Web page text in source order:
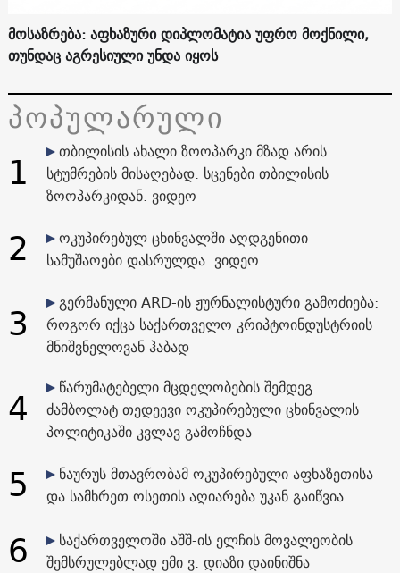
მოსაზრება: აფხაზური დიპლომატია უფრო მოქნილი,
თუნდაც აგრესიული უნდა იყოს
პოპულარული
1
თბილისის ახალი ზოოპარკი მზად არის
სტუმრების მისაღებად. სცენები თბილისის
ზოოპარკიდან. ვიდეო
2
ოკუპირებულ ცხინვალში აღდგენითი
სამუშაოები დასრულდა. ვიდეო
3
გერმანული ARD-ის ჟურნალისტური გამოძიება:
როგორ იქცა საქართველო კრიპტოინდუსტრიის
მნიშვნელოვან ჰაბად
4
წარუმატებელი მცდელობების შემდეგ
ძამბოლატ თედეევი ოკუპირებული ცხინვალის
პოლიტიკაში კვლავ გამოჩნდა
5
ნაურუს მთავრობამ ოკუპირებული აფხაზეთისა
და სამხრეთ ოსეთის აღიარება უკან გაიწვია
6
საქართველოში აშშ-ის ელჩის მოვალეობის
შემსრულებლად ემი ვ. დიაზი დაინიშნა